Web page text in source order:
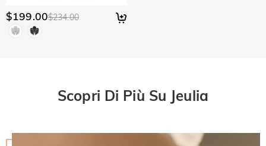
$199.00$234.00
Scopri Di Più Su Jeulia